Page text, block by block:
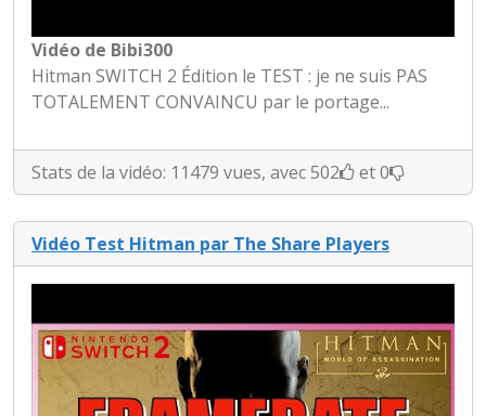
Vidéo de Bibi300
Hitman SWITCH 2 Édition le TEST : je ne suis PAS
TOTALEMENT CONVAINCU par le portage...
Stats de la vidéo: 11479 vues, avec 502 et 0
Vidéo Test Hitman par The Share Players